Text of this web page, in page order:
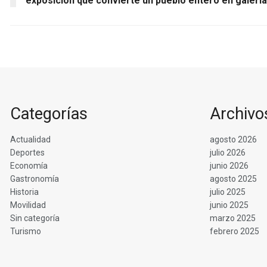
Categorías
Actualidad
Deportes
Economía
Gastronomía
Historia
Movilidad
Sin categoría
Turismo
agosto 2026
julio 2026
junio 2026
agosto 2025
julio 2025
junio 2025
marzo 2025
febrero 2025